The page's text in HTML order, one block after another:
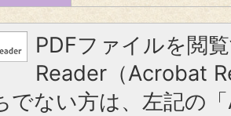
PDFファイルを閲
Reader（Acrobat
でない方は、左記の